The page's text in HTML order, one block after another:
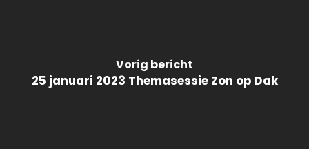
Vorig bericht
25 januari 2023 Themasessie Zon op Dak